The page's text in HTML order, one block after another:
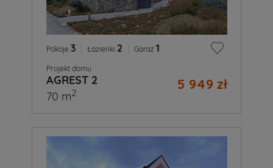
Pokoje 3 Łazienki 2 Garaż 1
Projekt domu
AGREST 2 5 949 zł
70 m2